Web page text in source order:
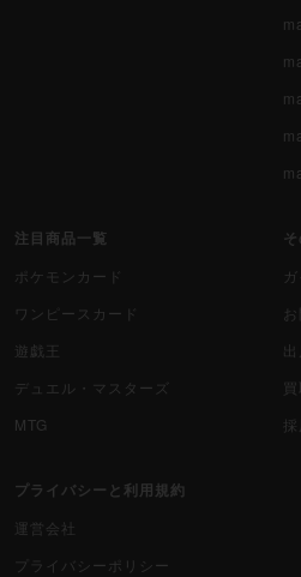
注目商品一覧
ポケモンカード
ワンピースカード
遊戯王
デュエル・マスターズ
MTG
プライバシーと利用規約
運営会社
プライバシーポリシー